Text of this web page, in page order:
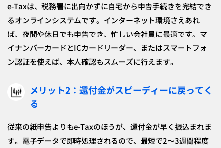
e-Taxは、税務署に出向かずに自宅から申告手続きを完結でき
るオンラインシステムです。インターネット環境さえあれ
ば、夜間や休日でも申告でき、忙しい会社員に最適です。マ
イナンバーカードとICカードリーダー、またはスマートフォ
ン認証を使えば、本人確認もスムーズに行えます。
メリット2：還付金がスピーディーに戻ってく
る
従来の紙申告よりもe-Taxのほうが、還付金が早く振込まれま
す。電子データで即時処理されるので、最短で2〜3週間程度